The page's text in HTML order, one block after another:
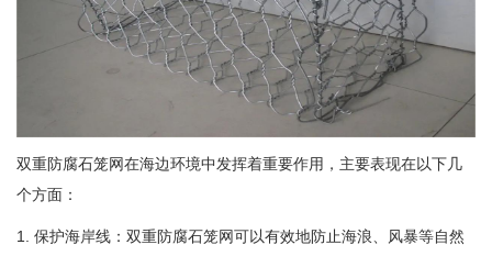
双重防腐石笼网在海边环境中发挥着重要作用，主要表现在以下几
个方面：
1. 保护海岸线：双重防腐石笼网可以有效地防止海浪、风暴等自然